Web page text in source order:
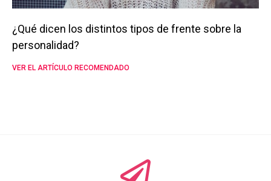
¿Qué dicen los distintos tipos de frente sobre la
personalidad?
VER EL ARTÍCULO RECOMENDADO